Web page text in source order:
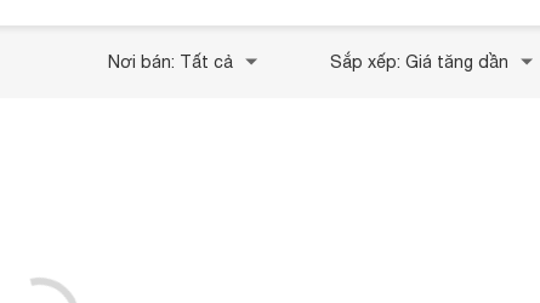
Nơi bán: Tất cả Sắp xếp: Giá tăng dần